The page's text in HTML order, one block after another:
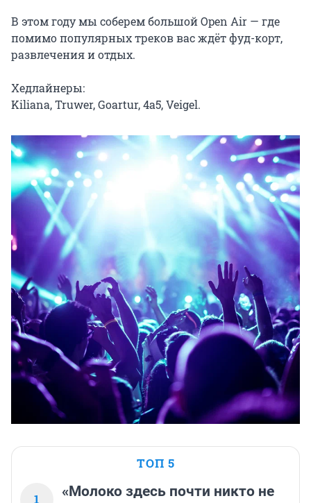
В этом году мы соберем большой Open Air — где
помимо популярных треков вас ждёт фуд-корт,
развлечения и отдых.
Хедлайнеры:
Kiliana, Truwer, Goartur, 4a5, Veigel.
ТОП 5
1
«Молоко здесь почти никто не